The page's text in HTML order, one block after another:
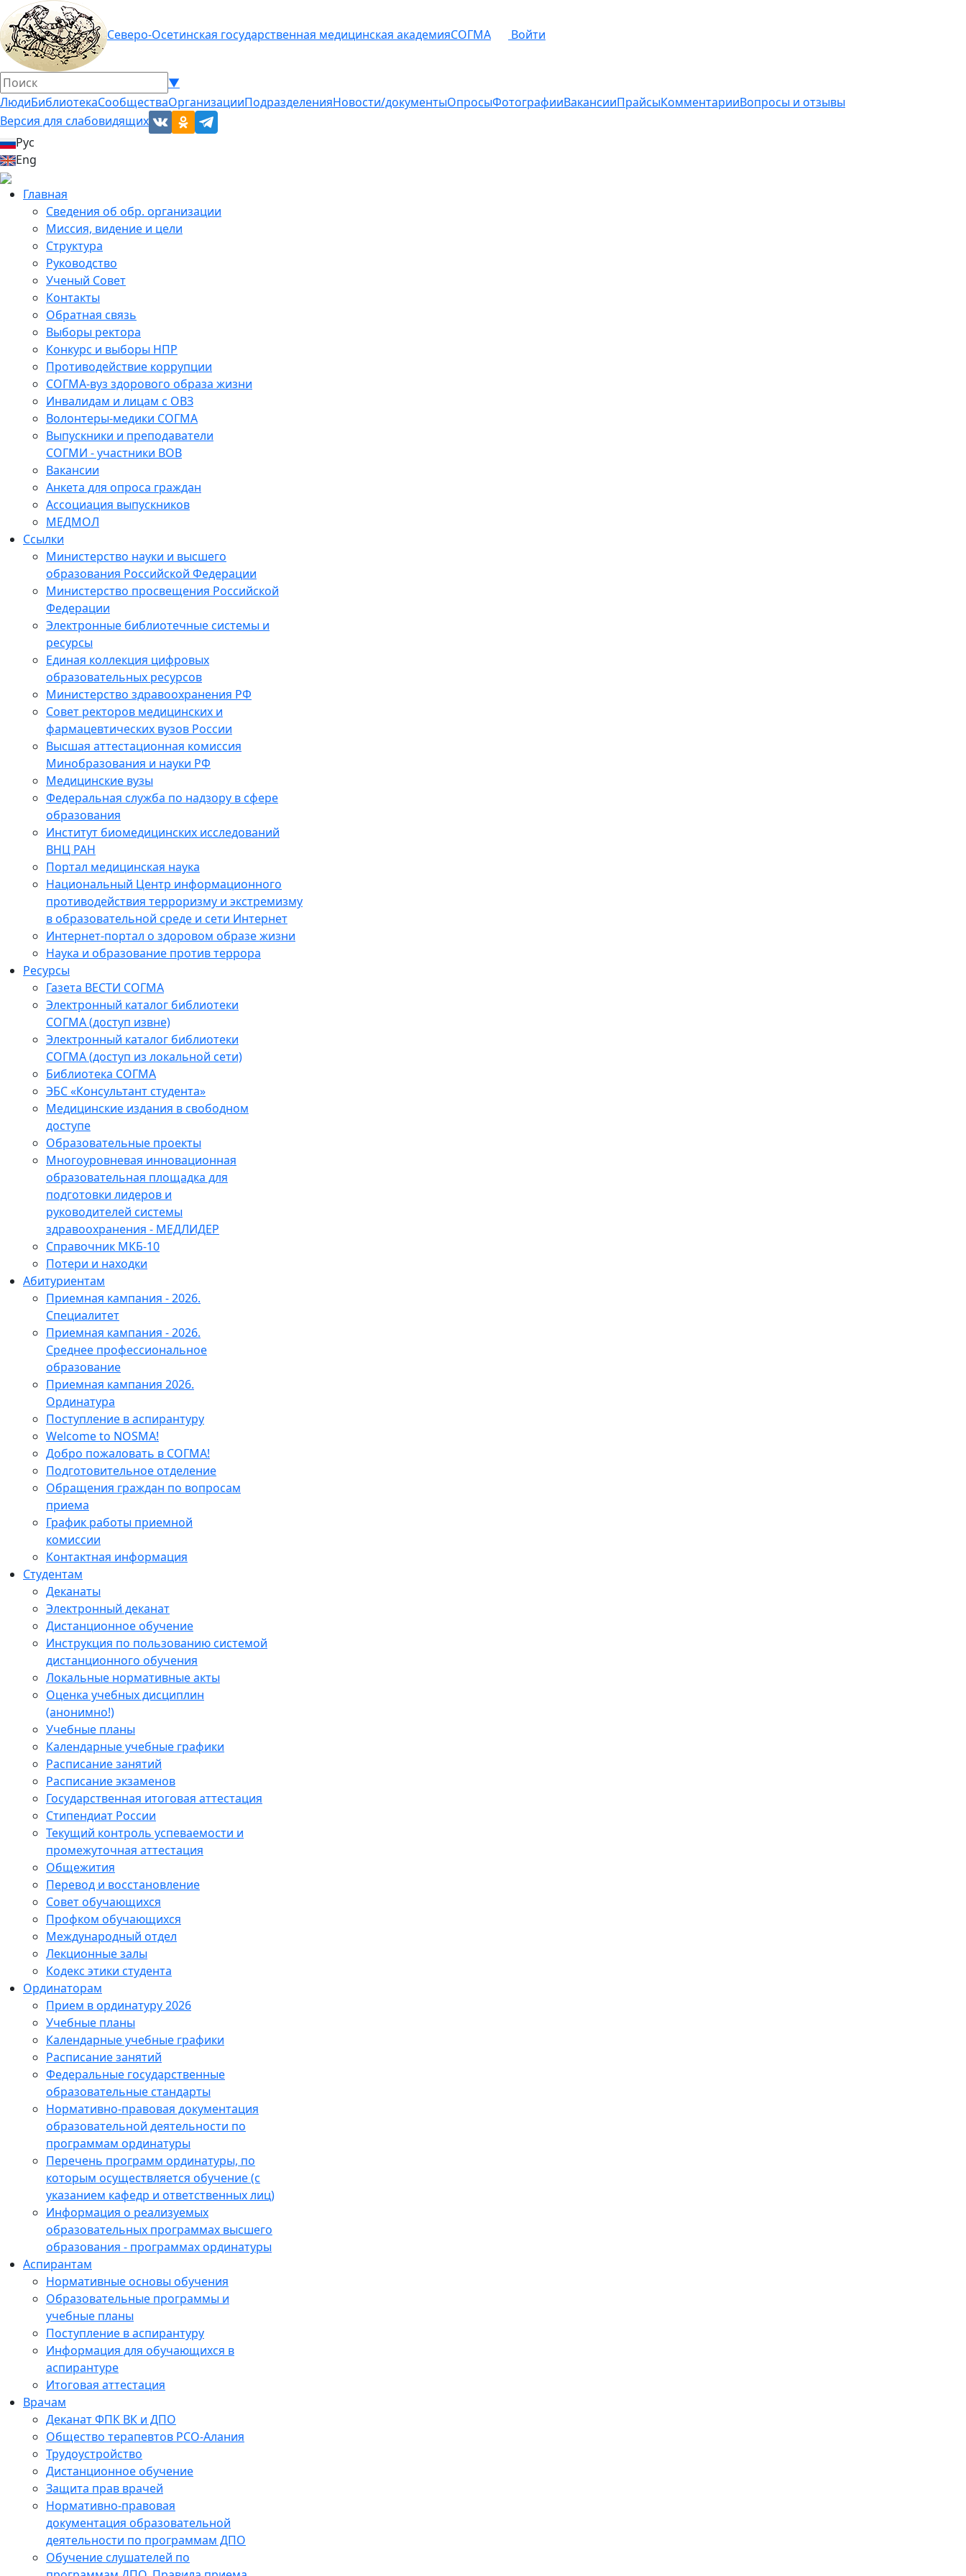
Северо-Осетинская государственная медицинская академияСОГМА Войти
▼
ЛюдиБиблиотекаСообществаОрганизацииПодразделенияНовости/документыОпросыФотографииВакансииПрайсыКомментарииВопросы и отзывы
Версия для слабовидящих
Рус
Eng
Главная
Сведения об обр. организации
Миссия, видение и цели
Структура
Руководство
Ученый Совет
Контакты
Обратная связь
Выборы ректора
Конкурс и выборы НПР
Противодействие коррупции
СОГМА-вуз здорового образа жизни
Инвалидам и лицам с ОВЗ
Волонтеры-медики СОГМА
Выпускники и преподаватели
СОГМИ - участники ВОВ
Вакансии
Анкета для опроса граждан
Ассоциация выпускников
МЕДМОЛ
Ссылки
Министерство науки и высшего
образования Российской Федерации
Министерство просвещения Российской
Федерации
Электронные библиотечные системы и
ресурсы
Единая коллекция цифровых
образовательных ресурсов
Министерство здравоохранения РФ
Совет ректоров медицинских и
фармацевтических вузов России
Высшая аттестационная комиссия
Минобразования и науки РФ
Медицинские вузы
Федеральная служба по надзору в сфере
образования
Институт биомедицинских исследований
ВНЦ РАН
Портал медицинская наука
Национальный Центр информационного
противодействия терроризму и экстремизму
в образовательной среде и сети Интернет
Интернет-портал о здоровом образе жизни
Наука и образование против террора
Ресурсы
Газета ВЕСТИ СОГМА
Электронный каталог библиотеки
СОГМА (доступ извне)
Электронный каталог библиотеки
СОГМА (доступ из локальной сети)
Библиотека СОГМА
ЭБС «Консультант студента»
Медицинские издания в свободном
доступе
Образовательные проекты
Многоуровневая инновационная
образовательная площадка для
подготовки лидеров и
руководителей системы
здравоохранения - МЕДЛИДЕР
Справочник МКБ-10
Потери и находки
Абитуриентам
Приемная кампания - 2026.
Специалитет
Приемная кампания - 2026.
Среднее профессиональное
образование
Приемная кампания 2026.
Ординатура
Поступление в аспирантуру
Welcome to NOSMA!
Добро пожаловать в СОГМА!
Подготовительное отделение
Обращения граждан по вопросам
приема
График работы приемной
комиссии
Контактная информация
Студентам
Деканаты
Электронный деканат
Дистанционное обучение
Инструкция по пользованию системой
дистанционного обучения
Локальные нормативные акты
Оценка учебных дисциплин
(анонимно!)
Учебные планы
Календарные учебные графики
Расписание занятий
Расписание экзаменов
Государственная итоговая аттестация
Стипендиат России
Текущий контроль успеваемости и
промежуточная аттестация
Общежития
Перевод и восстановление
Совет обучающихся
Профком обучающихся
Международный отдел
Лекционные залы
Кодекс этики студента
Ординаторам
Прием в ординатуру 2026
Учебные планы
Календарные учебные графики
Расписание занятий
Федеральные государственные
образовательные стандарты
Нормативно-правовая документация
образовательной деятельности по
программам ординатуры
Перечень программ ординатуры, по
которым осуществляется обучение (с
указанием кафедр и ответственных лиц)
Информация о реализуемых
образовательных программах высшего
образования - программах ординатуры
Аспирантам
Нормативные основы обучения
Образовательные программы и
учебные планы
Поступление в аспирантуру
Информация для обучающихся в
аспирантуре
Итоговая аттестация
Врачам
Деканат ФПК ВК и ДПО
Общество терапевтов РСО-Алания
Трудоустройство
Дистанционное обучение
Защита прав врачей
Нормативно-правовая
документация образовательной
деятельности по программам ДПО
Обучение слушателей по